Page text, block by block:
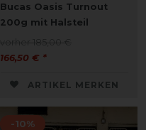
Bucas Oasis Turnout
200g mit Halsteil
166,50 € *
ARTIKEL MERKEN
-10%